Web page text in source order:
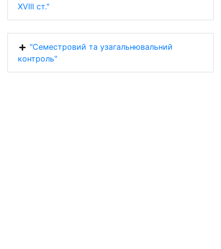
XVIII ст."
"Семестровий та узагальнювальний
контроль"